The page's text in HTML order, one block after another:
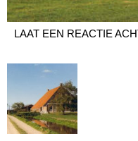
LAAT EEN REACTIE